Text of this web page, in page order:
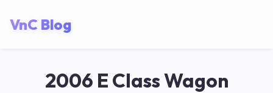
VnC Blog
2006 E Class Wagon